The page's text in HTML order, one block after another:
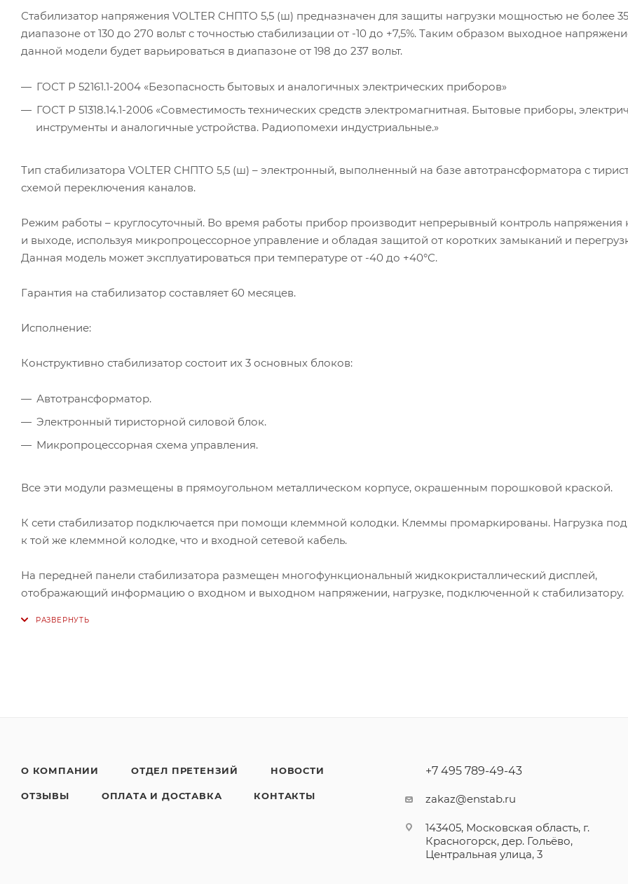
Стабилизатор напряжения VOLTER СНПТО 5,5 (ш) предназначен для защиты нагрузки мощностью не более
диапазоне от 130 до 270 вольт с точностью стабилизации от -10 до +7,5%. Таким образом выходное
данной модели будет варьироваться в диапазоне от 198 до 237 вольт.
ГОСТ Р 52161.1-2004 «Безопасность бытовых и аналогичных электрических приборов»
ГОСТ Р 51318.14.1-2006 «Совместимость технических средств электромагнитная. Бытовые приборы,
инструменты и аналогичные устройства. Радиопомехи индустриальные.»
Тип стабилизатора VOLTER СНПТО 5,5 (ш) – электронный, выполненный на базе автотрансформатора с
схемой переключения каналов.
Режим работы – круглосуточный. Во время работы прибор производит непрерывный контроль напряжения
и выходе, используя микропроцессорное управление и обладая защитой от коротких замыканий и
Данная модель может эксплуатироваться при температуре от -40 до +40°С.
Гарантия на стабилизатор составляет 60 месяцев.
Исполнение:
Конструктивно стабилизатор состоит их 3 основных блоков:
Автотрансформатор.
Электронный тиристорной силовой блок.
Микропроцессорная схема управления.
Все эти модули размещены в прямоугольном металлическом корпусе, окрашенным порошковой краской.
К сети стабилизатор подключается при помощи клеммной колодки. Клеммы промаркированы. Нагрузка
к той же клеммной колодке, что и входной сетевой кабель.
На передней панели стабилизатора размещен многофункциональный жидкокристаллический дисплей,
отображающий информацию о входном и выходном напряжении, нагрузке, подключенной к стабилизатору.
О КОМПАНИИ ОТДЕЛ ПРЕТЕНЗИЙ НОВОСТИ
ОТЗЫВЫ ОПЛАТА И ДОСТАВКА КОНТАКТЫ
+7 495 789-49-43
zakaz@enstab.ru
143405, Московская область, г.
Красногорск, дер. Гольёво,
Центральная улица, 3